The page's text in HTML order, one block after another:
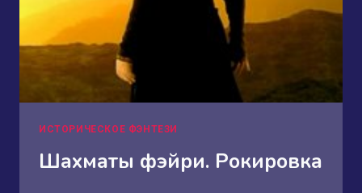
ИСТОРИЧЕСКОЕ ФЭНТЕЗИ
Шахматы фэйри. Рокировка